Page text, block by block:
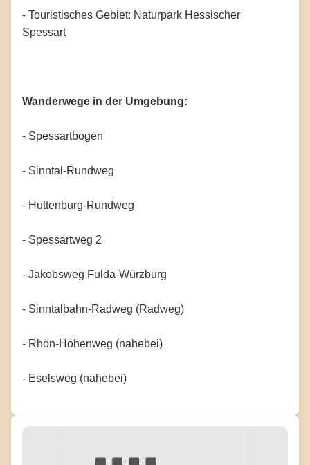
- Touristisches Gebiet: Naturpark Hessischer
Spessart
Wanderwege in der Umgebung:
- Spessartbogen
- Sinntal-Rundweg
- Huttenburg-Rundweg
- Spessartweg 2
- Jakobsweg Fulda-Würzburg
- Sinntalbahn-Radweg (Radweg)
- Rhön-Höhenweg (nahebei)
- Eselsweg (nahebei)